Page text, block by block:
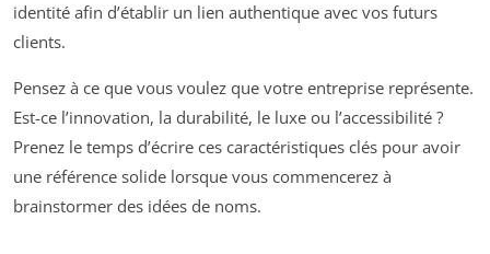
identité afin d’établir un lien authentique avec vos futurs
clients.
Pensez à ce que vous voulez que votre entreprise représente.
Est-ce l’innovation, la durabilité, le luxe ou l’accessibilité ?
Prenez le temps d’écrire ces caractéristiques clés pour avoir
une référence solide lorsque vous commencerez à
brainstormer des idées de noms.